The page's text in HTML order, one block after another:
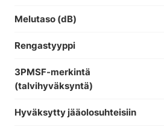
Melutaso (dB)
Rengastyyppi
3PMSF-merkintä
(talvihyväksyntä)
Hyväksytty jääolosuhteisiin